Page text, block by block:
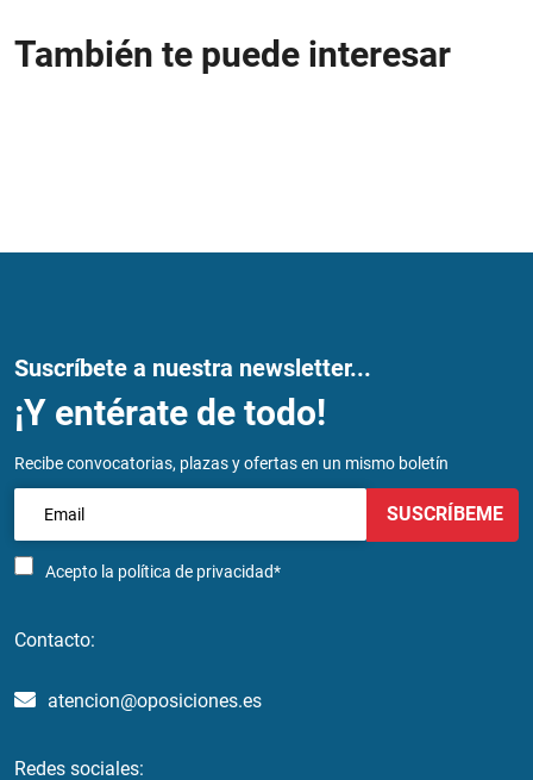
También te puede interesar
Suscríbete a nuestra newsletter...
¡Y entérate de todo!
Recibe convocatorias, plazas y ofertas en un mismo boletín
Acepto la política de privacidad*
SUSCRÍBEME
Contacto:
atencion@oposiciones.es
Redes sociales: